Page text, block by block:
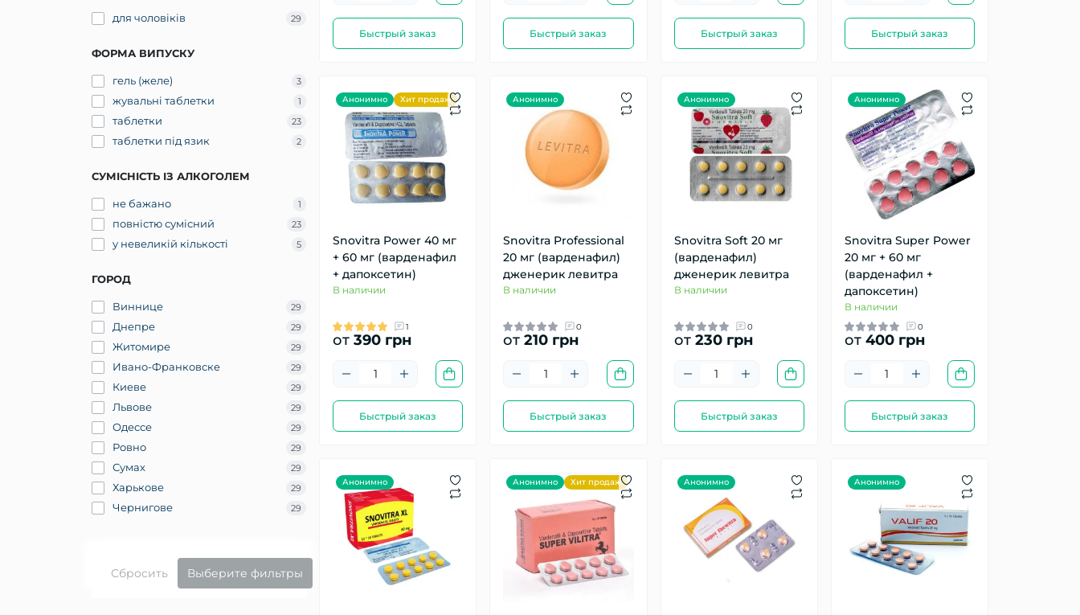
для чоловіків 29
ФОРМА ВИПУСКУ
гель (желе) 3
жувальні таблетки 1
таблетки 23
таблетки під язик 2
СУМІСНІСТЬ ІЗ АЛКОГОЛЕМ
не бажано 1
повністю сумісний 23
у невеликій кількості 5
ГОРОД
Виннице 29
Днепре 29
Житомире 29
Ивано-Франковске 29
Киеве 29
Львове 29
Одессе 29
Ровно 29
Сумах 29
Харькове 29
Чернигове 29
Сбросить Выберите фильтры
Быстрый заказ Быстрый заказ Быстрый заказ Быстрый заказ
Анонимно Хит продаж
Snovitra Power 40 мг
+ 60 мг (варденафил
+ дапоксетин)
В наличии
1
от 390 грн
Быстрый заказ
Анонимно
Snovitra Professional
20 мг (варденафил)
дженерик левитра
В наличии
0
от 210 грн
Быстрый заказ
Анонимно
Snovitra Soft 20 мг
(варденафил)
дженерик левитра
В наличии
0
от230 грн
Быстрый заказ
Анонимно
Snovitra Super Power
20 мг + 60 мг
(варденафил +
дапоксетин)
В наличии
0
от400 грн
Быстрый заказ
Анонимно Анонимно Хит продаж Анонимно Анонимно